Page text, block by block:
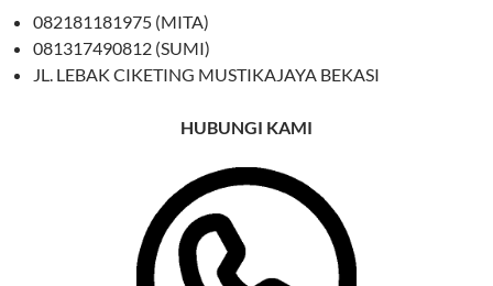
082181181975 (MITA)
081317490812 (SUMI)
JL. LEBAK CIKETING MUSTIKAJAYA BEKASI
HUBUNGI KAMI